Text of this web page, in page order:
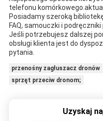
telefonu
Posiadamy szeroką
FAQ, samouczki i
Jeśli potrzebujesz dalszej
obsługi klienta jest do
pytania.
przenośny zagłuszacz dronów
sprzęt przeciw dronom;
Uzyskaj